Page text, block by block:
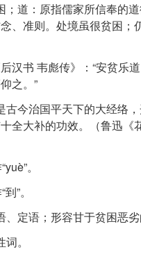
；道：原指儒家所信奉的
、准则。处境虽很贫困；
汉书 韦彪传》：“安贫乐
之。”
古今治国平天下的大经络
全大补的功效。（鲁迅《
。
”。
定语；形容甘于贫困恶劣
。